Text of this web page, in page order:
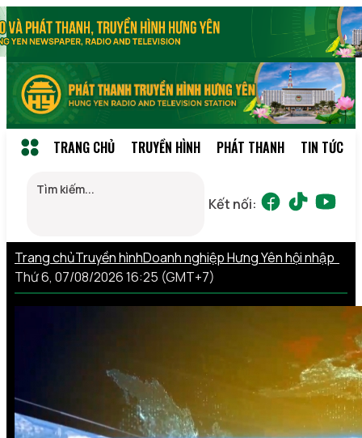
TRANG CHỦ TRUYỀN HÌNH PHÁT THANH TIN TỨC
Kết nối:
Trang chủTruyền hìnhDoanh nghiệp Hưng Yên hội nhập
Thứ 6, 07/08/2026 16:25 (GMT+7)